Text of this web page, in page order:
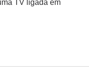
TV ligada em